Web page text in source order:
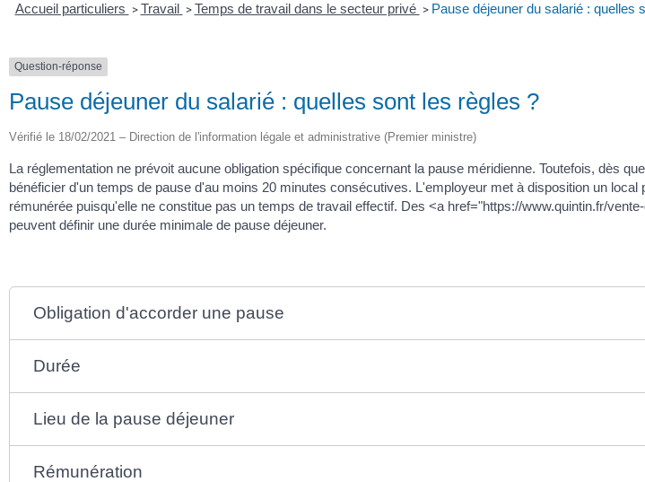
Accueil particuliers > Travail > Temps de travail dans le secteur privé > Pause déjeuner du salarié : quelles
Question-réponse
Pause déjeuner du salarié : quelles sont les règles ?
Vérifié le 18/02/2021 – Direction de l'information légale et administrative (Premier ministre)
La réglementation ne prévoit aucune obligation spécifique concernant la pause méridienne. Toutefois, dès
bénéficier d'un temps de pause d'au moins 20 minutes consécutives. L'employeur met à disposition un
rémunérée puisqu'elle ne constitue pas un temps de travail effectif. Des <a href="https://www.quintin.fr/
peuvent définir une durée minimale de pause déjeuner.
Obligation d'accorder une pause
Durée
Lieu de la pause déjeuner
Rémunération